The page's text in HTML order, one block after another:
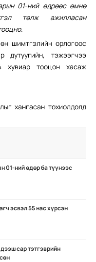
01-ний өдрөөс өмнө
төлж ажилласан
.
шимтгэлийн орлогоос
дутуугийн, тэжээгчээ
хувиар тооцон хасаж
хангасан тохиолдолд
01-ний өдөр ба түүнээс
эсвэл 55 нас хүрсэн
сар тэтгэврийн